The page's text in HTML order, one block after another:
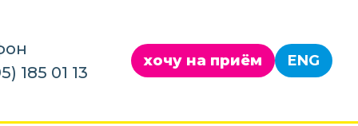
185 01 13
хочу на приём ENG